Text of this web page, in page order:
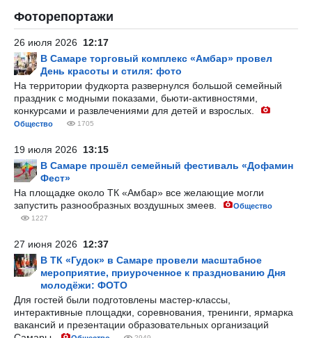
Фоторепортажи
26 июля 2026 12:17
В Самаре торговый комплекс «Амбар» провел
День красоты и стиля: фото
На территории фудкорта развернулся большой семейный
праздник с модными показами, бьюти-активностями,
конкурсами и развлечениями для детей и взрослых.
Общество 1705
19 июля 2026 13:15
В Самаре прошёл семейный фестиваль «Дофамин
Фест»
На площадке около ТК «Амбар» все желающие могли
запустить разнообразных воздушных змеев.
Общество
1227
27 июня 2026 12:37
В ТК «Гудок» в Самаре провели масштабное
мероприятие, приуроченное к празднованию Дня
молодёжи: ФОТО
Для гостей были подготовлены мастер-классы,
интерактивные площадки, соревнования, тренинги, ярмарка
вакансий и презентации образовательных организаций